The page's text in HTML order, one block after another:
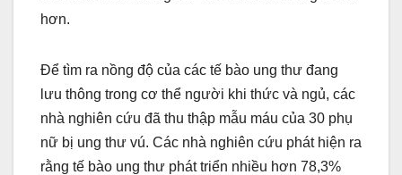
hơn.
Để tìm ra nồng độ của các tế bào ung thư đang
lưu thông trong cơ thể người khi thức và ngủ, các
nhà nghiên cứu đã thu thập mẫu máu của 30 phụ
nữ bị ung thư vú. Các nhà nghiên cứu phát hiện ra
rằng tế bào ung thư phát triển nhiều hơn 78,3%